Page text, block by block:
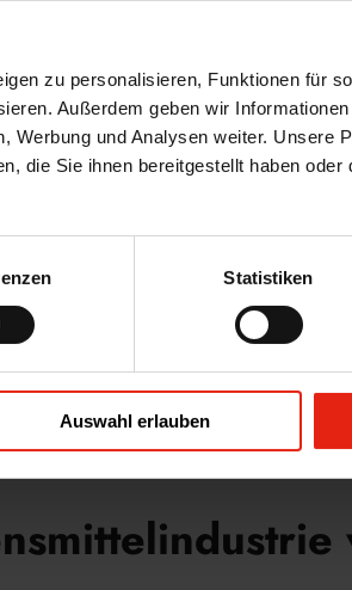
zu personalisieren, Funktionen für
Außerdem geben wir
Werbung und Analysen weiter. Unsere
die Sie ihnen bereitgestellt haben
Statistiken
Auswahl erlauben
Tieren beispielsweise
eingesetzt wie: